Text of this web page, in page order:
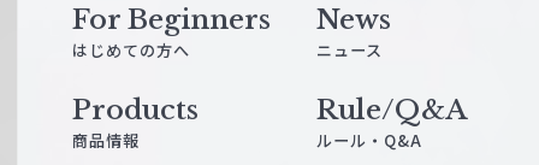
For Beginners
はじめての方へ
News
ニュース
Products
商品情報
Rule/Q&A
ルール・Q&A